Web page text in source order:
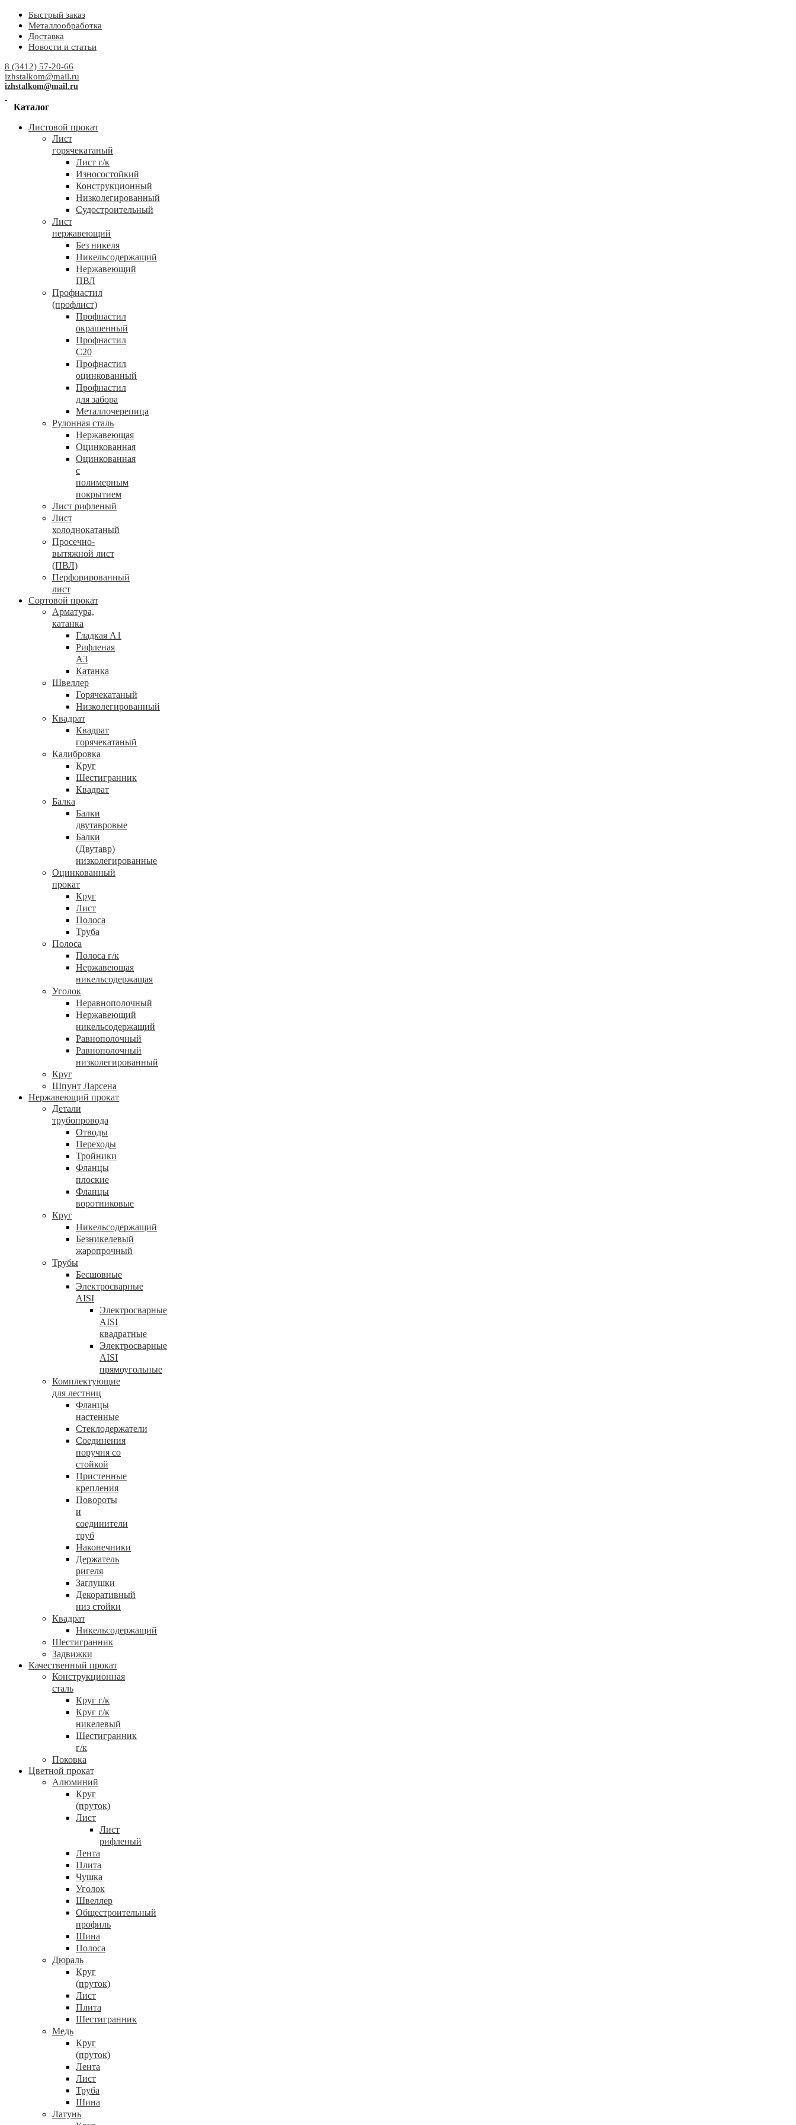
Быстрый заказ
Металлообработка
Доставка
Новости и статьи
8 (3412) 57-20-66
izhstalkom@mail.ru
izhstalkom@mail.ru
Каталог
Листовой прокат
Лист
горячекатаный
Лист г/к
Износостойкий
Конструкционный
Низколегированный
Судостроительный
Лист
нержавеющий
Без никеля
Никельсодержащий
Нержавеющий
ПВЛ
Профнастил
(профлист)
Профнастил
окрашенный
Профнастил
С20
Профнастил
оцинкованный
Профнастил
для забора
Металлочерепица
Рулонная сталь
Нержавеющая
Оцинкованная
Оцинкованная
с
полимерным
покрытием
Лист рифленый
Лист
холоднокатаный
Просечно-
вытяжной лист
(ПВЛ)
Перфорированный
лист
Сортовой прокат
Арматура,
катанка
Гладкая А1
Рифленая
А3
Катанка
Швеллер
Горячекатаный
Низколегированный
Квадрат
Квадрат
горячекатаный
Калибровка
Круг
Шестигранник
Квадрат
Балка
Балки
двутавровые
Балки
(Двутавр)
низколегированные
Оцинкованный
прокат
Круг
Лист
Полоса
Труба
Полоса
Полоса г/к
Нержавеющая
никельсодержащая
Уголок
Неравнополочный
Нержавеющий
никельсодержащий
Равнополочный
Равнополочный
низколегированный
Круг
Шпунт Ларсена
Нержавеющий прокат
Детали
трубопровода
Отводы
Переходы
Тройники
Фланцы
плоские
Фланцы
воротниковые
Круг
Никельсодержащий
Безникелевый
жаропрочный
Трубы
Бесшовные
Электросварные
AISI
Электросварные
AISI
квадратные
Электросварные
AISI
прямоугольные
Комплектующие
для лестниц
Фланцы
настенные
Стеклодержатели
Соединения
поручня со
стойкой
Пристенные
крепления
Повороты
и
соединители
труб
Наконечники
Держатель
ригеля
Заглушки
Декоративный
низ стойки
Квадрат
Никельсодержащий
Шестигранник
Задвижки
Качественный прокат
Конструкционная
сталь
Круг г/к
Круг г/к
никелевый
Шестигранник
г/к
Поковка
Цветной прокат
Алюминий
Круг
(пруток)
Лист
Лист
рифленый
Лента
Плита
Чушка
Уголок
Швеллер
Общестроительный
профиль
Шина
Полоса
Дюраль
Круг
(пруток)
Лист
Плита
Шестигранник
Медь
Круг
(пруток)
Лента
Лист
Труба
Шина
Латунь